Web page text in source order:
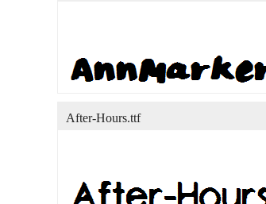
After-Hours.ttf